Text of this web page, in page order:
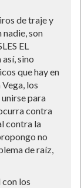
de traje y
nadie, son
EL
sino
que hay en
los
para
contra
contra la
no
de raí­z,
los